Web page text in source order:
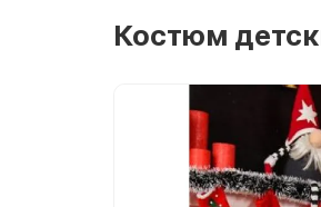
Костюм